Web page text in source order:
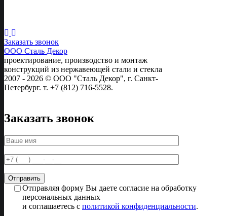
Заказать звонок
ООО Сталь Декор
проектирование, производство и монтаж
конструкций из нержавеющей стали и стекла
2007 - 2026 © ООО "Сталь Декор", г. Санкт-
Петербург. т. +7 (812) 716-5528.
Заказать звонок
Отправляя форму Вы даете согласие на обработку
персональных данных
и соглашаетесь с политикой конфиденциальности.